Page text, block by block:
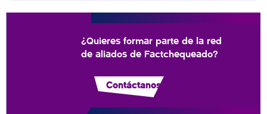
¿Quieres formar parte de la red
de aliados de Factchequeado?
Contáctanos